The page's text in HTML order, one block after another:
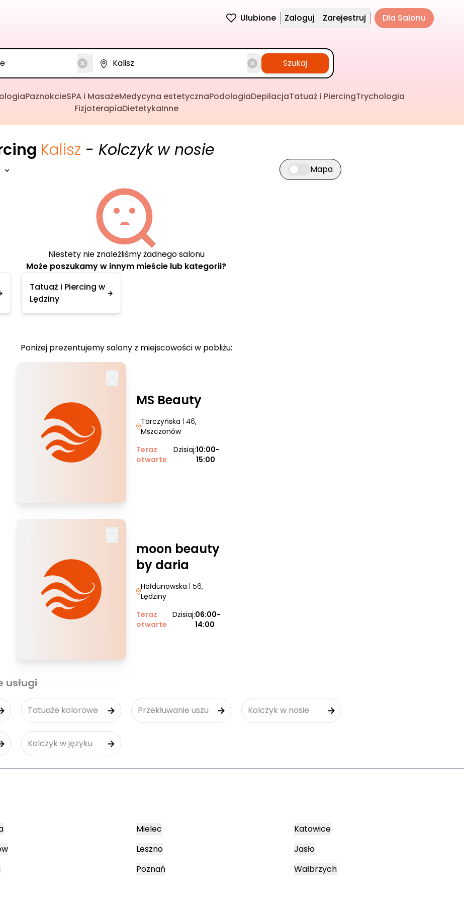
Ulubione Zaloguj Zarejestruj Dla Salonu
Szukaj
PaznokcieSPA i MasażeMedycyna estetycznaPodologiaDepilacjaTatuaż i PiercingTrychologia
FizjoterapiaDietetykaInne
Kalisz - Kolczyk w nosie
Przełącz widok mapy
Mapa
Niestety nie znaleźliśmy żadnego salonu
Może poszukamy w innym mieście lub kategorii?
Tatuaż i Piercing w
Lędziny
Poniżej prezentujemy salony z miejscowości w pobliżu:
MS Beauty
Tarczyńska | 46,
Mszczonów
Teraz
otwarte
Dzisiaj:10:00-
15:00
moon beauty
by daria
Hołdunowska | 56,
Lędziny
Teraz
otwarte
Dzisiaj:06:00-
14:00
usługi
Tatuaże kolorowe Przekłuwanie uszu Kolczyk w nosie
Kolczyk w języku
Mielec
Leszno
Poznań
Katowice
Jasło
Wałbrzych